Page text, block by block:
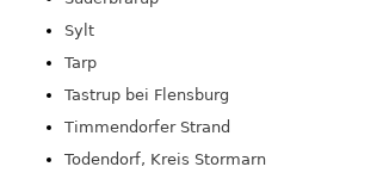
Sylt
Tarp
Tastrup bei Flensburg
Timmendorfer Strand
Todendorf, Kreis Stormarn